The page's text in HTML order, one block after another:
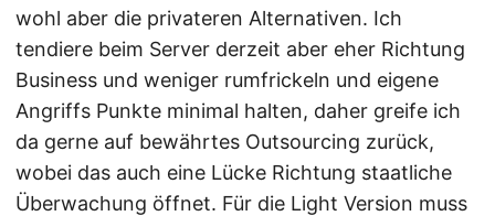
wohl aber die privateren Alternativen. Ich
tendiere beim Server derzeit aber eher Richtung
Business und weniger rumfrickeln und eigene
Angriffs Punkte minimal halten, daher greife ich
da gerne auf bewährtes Outsourcing zurück,
wobei das auch eine Lücke Richtung staatliche
Überwachung öffnet. Für die Light Version muss